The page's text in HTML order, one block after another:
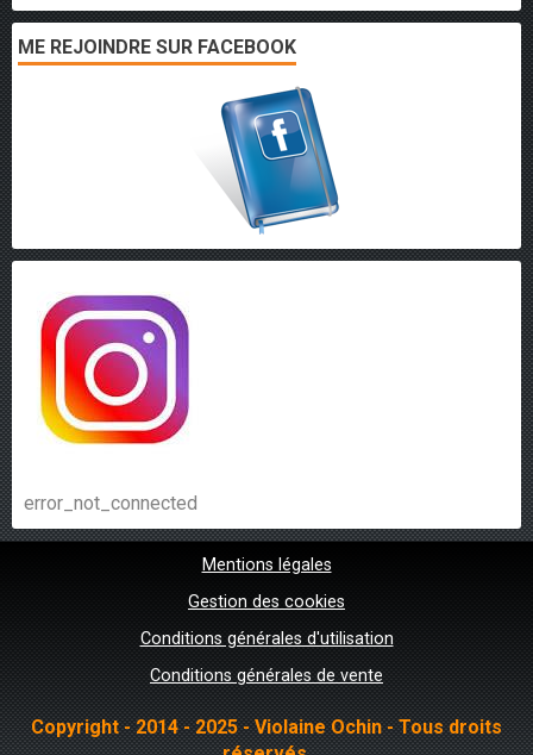
ME REJOINDRE SUR FACEBOOK
error_not_connected
Mentions légales
Gestion des cookies
Conditions générales d'utilisation
Conditions générales de vente
Copyright - 2014 - 2025 - Violaine Ochin - Tous droits